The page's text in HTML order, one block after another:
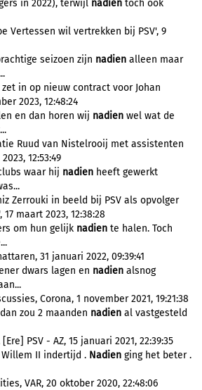
in 2022), terwijl nadien toch ook
Vertessen wil vertrekken bij PSV', 9
seizoen zijn nadien alleen maar
in op nieuw contract voor Johan
2023, 12:48:24
en dan horen wij nadien wel wat de
Ruud van Nistelrooij met assistenten
12:53:49
waar hij nadien heeft gewerkt
Zerrouki in beeld bij PSV als opvolger
maart 2023, 12:38:28
om hun gelijk nadien te halen. Toch
31 januari 2022, 09:39:41
dwars lagen en nadien alsnog
Corona, 1 november 2021, 19:21:38
zou 2 maanden nadien al vastgesteld
PSV - AZ, 15 januari 2021, 22:39:35
Willem II indertijd . Nadien ging het beter .
VAR, 20 oktober 2020, 22:48:06